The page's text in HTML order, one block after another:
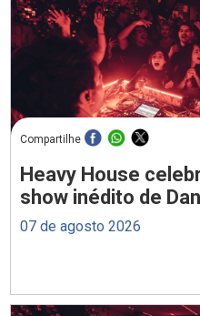
Compartilhe
Heavy House
show inédito de
07 de agosto 2026